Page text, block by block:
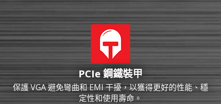
PCIe 鋼鐵裝甲
保護 VGA 避免彎曲和 EMI 干擾，以獲得更好的性能、穩
定性和使用壽命。